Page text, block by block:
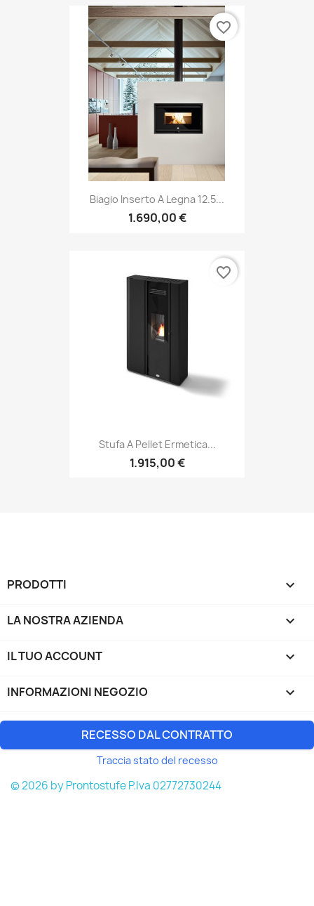
Biagio Inserto A Legna 12.5...
1.690,00 €
favorite_border
Stufa A Pellet Ermetica...
1.915,00 €
favorite_border
PRODOTTI 
LA NOSTRA AZIENDA 
IL TUO ACCOUNT 
INFORMAZIONI NEGOZIO keyboard_arrow_down
RECESSO DAL CONTRATTO
Traccia stato del recesso
© 2026 by Prontostufe P.Iva 02772730244